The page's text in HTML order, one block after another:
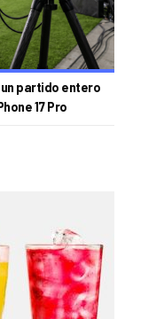
partido entero
17 Pro